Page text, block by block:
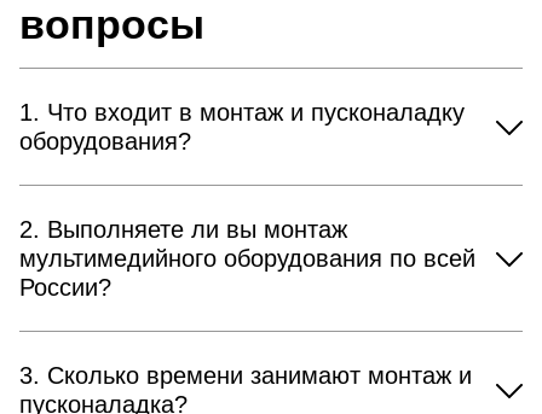
вопросы
1. Что входит в монтаж и пусконаладку
оборудования?
2. Выполняете ли вы монтаж
мультимедийного оборудования по всей
России?
3. Сколько времени занимают монтаж и
пусконаладка?